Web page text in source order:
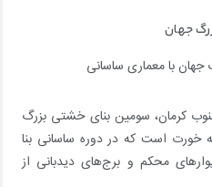
با معماری ساسانی
کرمان، سومین بنای خشتی بزرگ
است که در دوره ساسانی بنا
محکم و برج‌های دیدبانی از